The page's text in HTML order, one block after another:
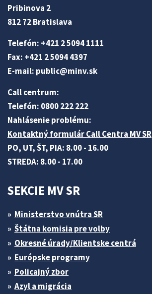
Pribinova 2
812 72 Bratislava
Telefón: +421 2 5094 1111
Fax: +421 2 5094 4397
E-mail: public@minv.sk
Call centrum:
Telefón: 0800 222 222
Nahlásenie problému:
Kontaktný formulár Call Centra MV SR
PO, UT, ŠT, PIA: 8.00 - 16.00
STREDA: 8.00 - 17.00
SEKCIE MV SR
Ministerstvo vnútra SR
Štátna komisia pre volby
Okresné úrady/Klientske centrá
Európske programy
Policajný zbor
Azyl a migrácia